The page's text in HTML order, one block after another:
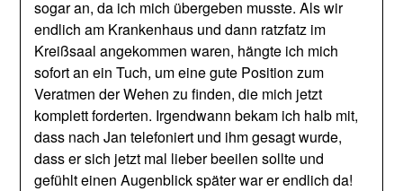
sogar an, da ich mich übergeben musste. Als wir
endlich am Krankenhaus und dann ratzfatz im
Kreißsaal angekommen waren, hängte ich mich
sofort an ein Tuch, um eine gute Position zum
Veratmen der Wehen zu finden, die mich jetzt
komplett forderten. Irgendwann bekam ich halb mit,
dass nach Jan telefoniert und ihm gesagt wurde,
dass er sich jetzt mal lieber beeilen sollte und
gefühlt einen Augenblick später war er endlich da!